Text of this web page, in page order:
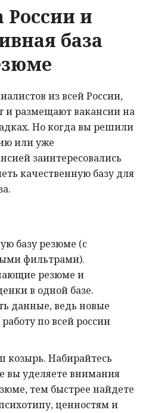
России и
база
из всей России,
размещают вакансии на
Но когда вы решили
или уже
заинтересовались
качественную базу для
базу резюме (с
фильтрами).
резюме и
в одной базе.
данные, ведь новые
по всей россии
козырь. Набирайтесь
вы уделяете внимания
тем быстрее найдете
ценностям и